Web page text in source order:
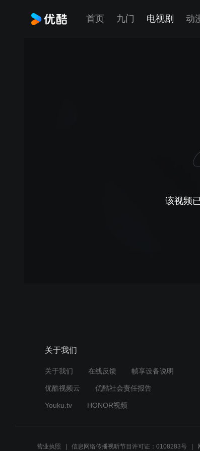
首页 九门 电视剧 动
该视频
关于我们
关于我们 在线反馈 帧享设备说明
优酷视频云 优酷社会责任报告
Youku.tv HONOR视频
营业执照 信息网络传播视听节目许可证：0108283号